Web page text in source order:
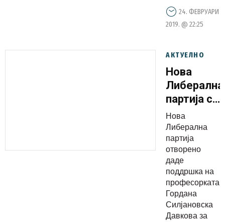
24. ФЕВРУАРИ
2019. @ 22:25
АКТУЕЛНО
Нова
Либерална
партија со
поддршка
за
на
Гордана
Давкова
Нова
Либерална
партија
отворено
даде
поддршка на
професорката
Гордана
Силјановска
Давкова за